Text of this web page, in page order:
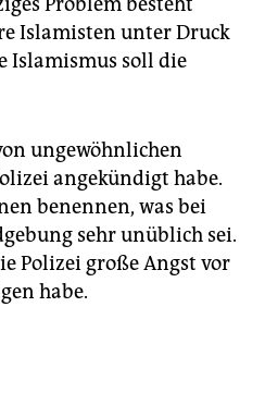
Islamisten unter Druck
Islamismus soll die
ungewöhnlichen
angekündigt habe.
benennen, was bei
sehr unüblich sei.
Polizei große Angst vor
habe.